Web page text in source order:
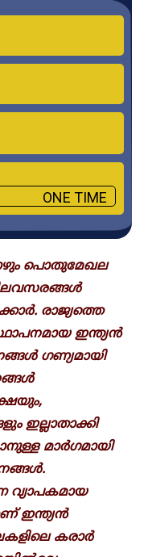
ONE TIME
പൊതുമേഖല
രാജ്യത്തെ
ഇന്ത്യൻ
​ഗണ്യമായി
ഇല്ലാതാക്കി
മാ‍ർ​ഗമായി
വ്യാപകമായ
ഇന്ത്യൻ
കരാ‍ർ